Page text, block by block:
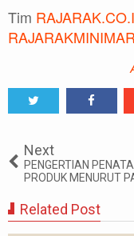
Tim
Next
PENGERTIAN
PRODUK MENURUT
Related Post